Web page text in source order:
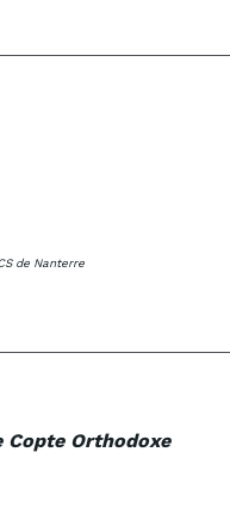
de Nanterre
Copte Orthodoxe